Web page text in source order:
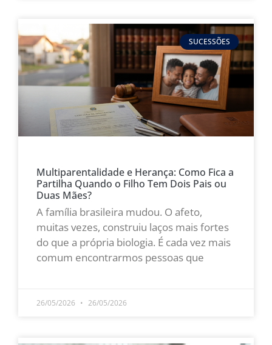
SUCESSÕES
Multiparentalidade e Herança: Como Fica a
Partilha Quando o Filho Tem Dois Pais ou
Duas Mães?
A família brasileira mudou. O afeto,
muitas vezes, construiu laços mais fortes
do que a própria biologia. É cada vez mais
comum encontrarmos pessoas que
26/05/2026 26/05/2026